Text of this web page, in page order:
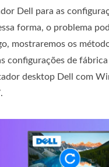
Dell para as
forma, o problema
mostraremos os
configurações de
desktop Dell com